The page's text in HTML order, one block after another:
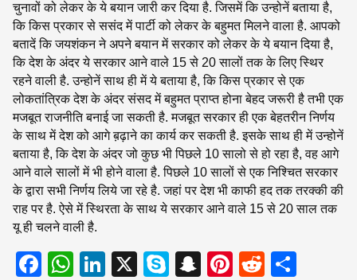
चुनावों को लेकर के ये बयान जारी कर दिया है. जिसमें कि उन्होनें बताया है,
कि किस प्रकार से ससंद में पार्टी को लेकर के बहुमत मिलने वाला है. आपको
बतादें कि जयशंकन ने अपने बयान में सरकार को लेकर के ये बयान दिया है,
कि देश के अंदर ये सरकार आने वाले 15 से 20 सालों तक के लिए स्थिर
रहने वाली है. उन्होनें साथ ही में ये बताया है, कि किस प्रकार से एक
लोकतांत्रिक देश के अंदर संसद में बहुमत प्राप्त होना बेहद जरूरी है तभी एक
मजबूत राजनीति बनाई जा सकती है. मजबूत सरकार ही एक बेहतरीन निर्णय
के साथ में देश को आगे ब़ढ़ाने का कार्य कर सकती है. इसके साथ ही में उन्होनें
बताया है, कि देश के अंदर जो कुछ भी पिछले 10 सालो से हो रहा है, वह आगे
आने वाले सालों में भी होने वाला है. पिछले 10 सालों से एक निश्चित सरकार
के द्वारा सभी निर्णय लिये जा रहे है. जहां पर देश भी काफी हद तक तरक्की की
राह पर है. ऐसे में स्थिरता के साथ ये सरकार आने वाले 15 से 20 साल तक
यू ही चलने वाली है.
F
W
Li
X
S
S
Pi
R